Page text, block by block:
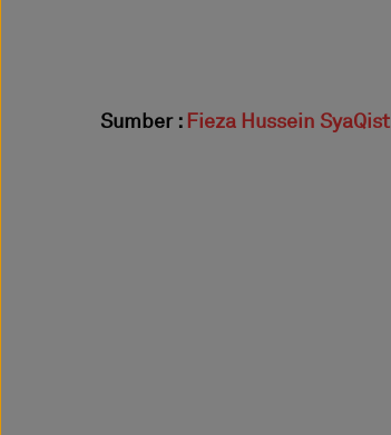
Sumber : Fieza Hussein SyaQist